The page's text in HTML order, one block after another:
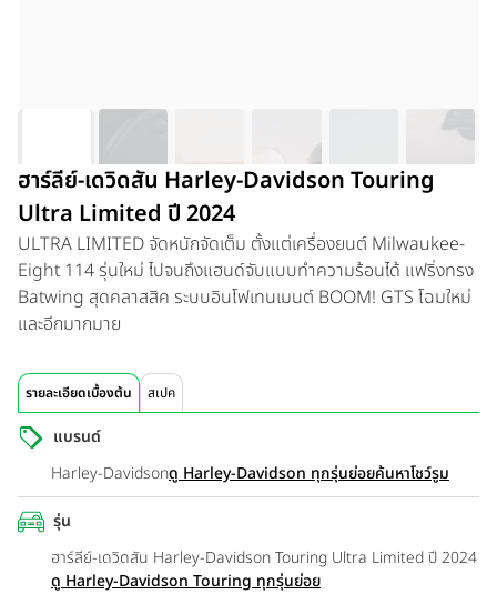
ฮาร์ลีย์-เดวิดสัน Harley-Davidson Touring
Ultra Limited ปี 2024
ULTRA LIMITED จัดหนักจัดเต็ม ตั้งแต่เครื่องยนต์ Milwaukee-
Eight 114 รุ่นใหม่ ไปจนถึงแฮนด์จับแบบทำความร้อนได้ แฟริ่งทรง
Batwing สุดคลาสสิค ระบบอินโฟเทนเมนต์ BOOM! GTS โฉมใหม่
และอีกมากมาย
รายละเอียดเบื้องต้น สเปค
แบรนด์
Harley-Davidsonดู Harley-Davidson ทุกรุ่นย่อยค้นหาโชว์รูม
รุ่น
ฮาร์ลีย์-เดวิดสัน Harley-Davidson Touring Ultra Limited ปี 2024
ดู Harley-Davidson Touring ทุกรุ่นย่อย